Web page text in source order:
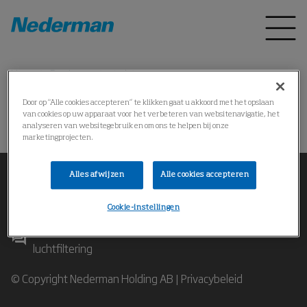
Home Producten *
操作失败
luchtfiltering
© Copyright Nederman Holding AB | Privacybeleid
Door op “Alle cookies accepteren” te klikken gaat u akkoord met het opslaan
van cookies op uw apparaat voor het verbeteren van websitenavigatie, het
analyseren van websitegebruik en om ons te helpen bij onze
marketingprojecten.
Alles afwijzen Alle cookies accepteren
Cookie-instellingen